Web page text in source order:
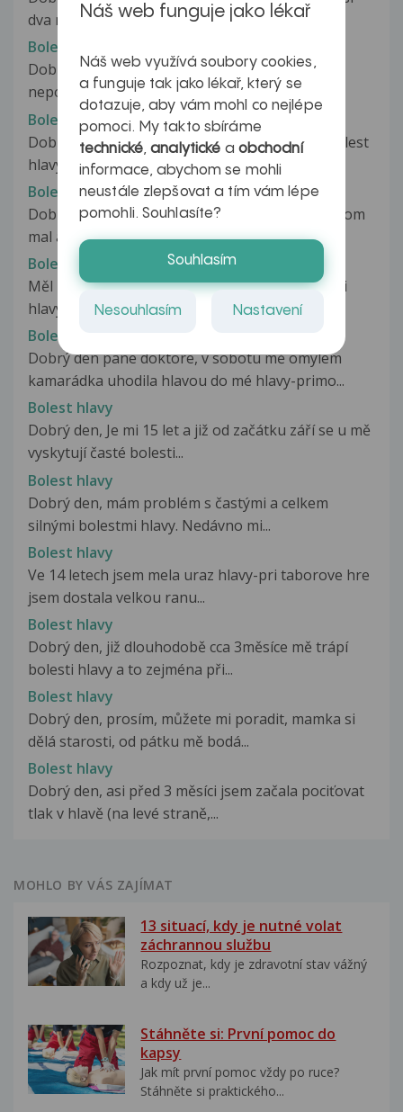
dva mesice trpim kazdy...
Bolest hlavy
Dobrý den je mi 16 a denně mě bolí hlava
nepomáhají žádné prášky (Ibalgin, Paralen...)...
Bolest hlavy
Dobrý den, Již čtyři dny mě trápí nepřetržitá bolest
hlavy, jedná se spíše...
Bolesť hlavy
Dobrý deň, ma problém s hlavou niekedy keď som
mal asi 14 rokov tak som mal...
Bolest hlavy
Měl bych prosím dotaz k prudké bodavé bolesti
hlavy. Před 4 dny jsem při fyzické...
Bolest hlavy
Dobrý den pane doktore, v sobotu mě omylem
kamarádka uhodila hlavou do mé hlavy-primo...
Bolest hlavy
Dobrý den, Je mi 15 let a již od začátku září se u mě
vyskytují časté bolesti...
Bolest hlavy
Dobrý den, mám problém s častými a celkem
silnými bolestmi hlavy. Nedávno mi...
Bolest hlavy
Ve 14 letech jsem mela uraz hlavy-pri taborove hre
jsem dostala velkou ranu...
Bolest hlavy
Dobrý den, již dlouhodobě cca 3měsíce mě trápí
bolesti hlavy a to zejména při...
Bolest hlavy
Dobrý den, prosím, můžete mi poradit, mamka si
dělá starosti, od pátku mě bodá...
Bolest hlavy
Dobrý den, asi před 3 měsíci jsem začala pociťovat
tlak v hlavě (na levé straně,...
MOHLO BY VÁS ZAJÍMAT
13 situací, kdy je nutné volat
záchrannou službu
Rozpoznat, kdy je zdravotní stav vážný
a kdy už je...
Stáhněte si: První pomoc do
kapsy
Jak mít první pomoc vždy po ruce?
Stáhněte si praktického...
Náš web funguje jako lékař
Náš web využívá soubory cookies,
a funguje tak jako lékař, který se
dotazuje, aby vám mohl co nejlépe
pomoci. My takto sbíráme
technické,analytické a obchodní
informace, abychom se mohli
neustále zlepšovat a tím vám lépe
pomohli. Souhlasíte?
Souhlasím
Nesouhlasím Nastavení